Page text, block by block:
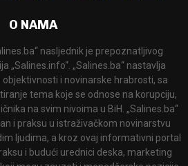
O NAMA
nasljednik je prepoznatljivog
„Salines.info“. „Salines.ba“ nastavlja
i novinarske hrabrosti, sa
tema koje se odnose na korupciju,
na svim nivoima u BiH. „Salines.ba“
i praksu u istraživačkom novinarstvu
ljudima, a kroz ovaj informativni portal
i budući urednici deska, marketing